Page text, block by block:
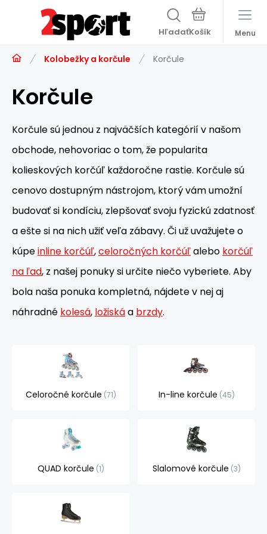
Hľadať Menu
Kolobežky a korčule Korčule
Korčule
Korčule sú jednou z najväčších kategórií v našom
obchode, nehovoriac o tom, že popularita
kolieskových korčúľ každoročne rastie. Korčule sú
cenovo dostupným nástrojom, ktorý vám umožní
budovať si kondíciu, zlepšovať svoju fyzickú zdatnosť
a ešte si na nich užiť veľa zábavy. Či už uvažujete o
kúpeinline korčúľ,celoročných korčúľalebo korčúľ
na ľad, z našej ponuky si určite niečo vyberiete. Aby
bola naša ponuka kompletná, nájdete v nej aj
náhradné kolesá, ložiskáa brzdy.
Celoročné korčule 71 In-line korčule 45
QUAD korčule 1 Slalomové korčule 3